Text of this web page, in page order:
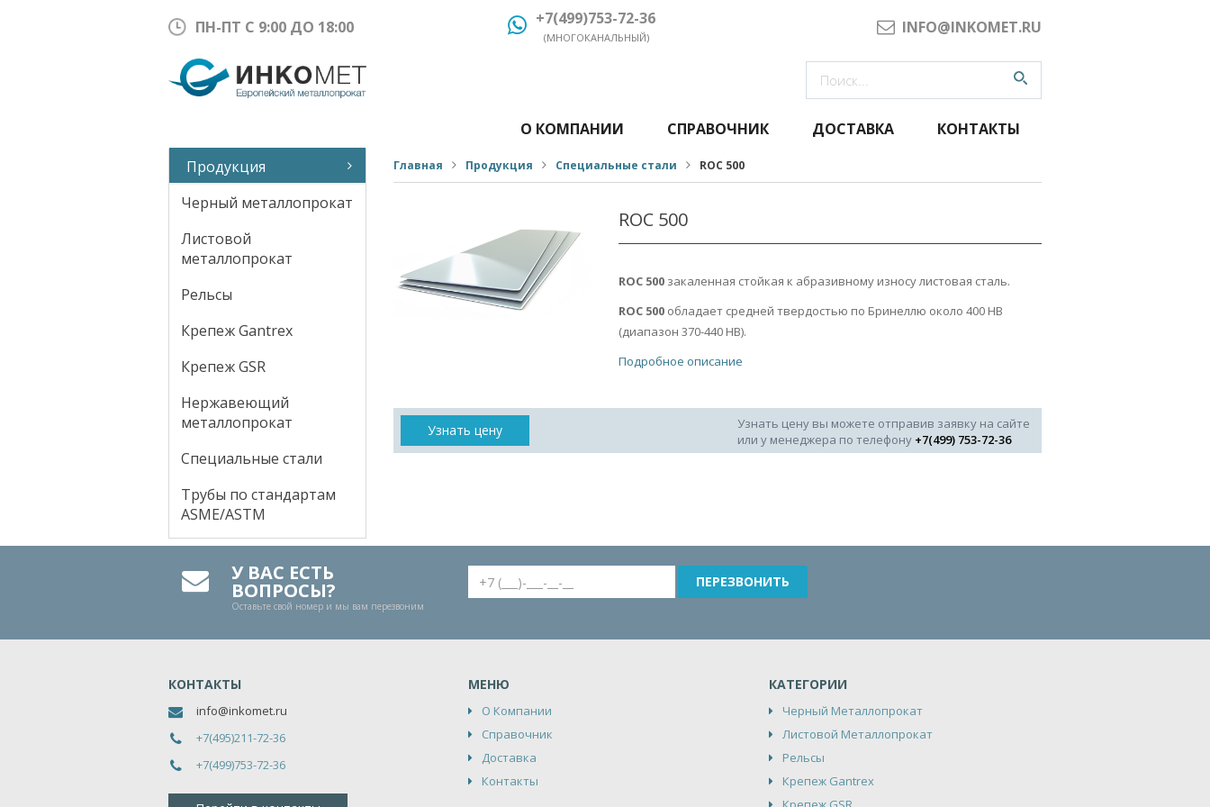
ПН-ПТ С 9:00 ДО 18:00 +7(499)753-72-36
(МНОГОКАНАЛЬНЫЙ)
INFO@INKOMET.RU
Продукция
Черный металлопрокат
Листовой
металлопрокат
Рельсы
Крепеж Gantrex
Крепеж GSR
Нержавеющий
металлопрокат
Специальные стали
Трубы по стандартам
ASME/ASTM
О КОМПАНИИ СПРАВОЧНИК ДОСТАВКА КОНТАКТЫ
Главная Продукция Специальные стали ROC 500
ROC 500
ROC 500 закаленная стойкая к абразивному износу листовая сталь.
ROC 500 обладает средней твердостью по Бринеллю около 400 HB
(диапазон 370-440 HB).
Подробное описание
Узнать цену
Узнать цену вы можете отправив заявку на сайте
или у менеджера по телефону +7(499) 753-72-36
У ВАС ЕСТЬ
ВОПРОСЫ?
Оставьте свой номер и мы вам перезвоним
КОНТАКТЫ
info@inkomet.ru
+7(495)211-72-36
+7(499)753-72-36
МЕНЮ
О Компании
Справочник
Доставка
Контакты
КАТЕГОРИИ
Черный Металлопрокат
Листовой Металлопрокат
Рельсы
Крепеж Gantrex